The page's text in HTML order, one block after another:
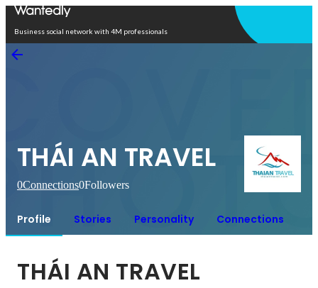
Business social network with 4M professionals
THÁI AN TRAVEL
0Connections0Followers
Profile Stories Personality Connections
THÁI AN TRAVEL